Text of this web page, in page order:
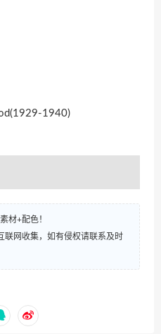
1940)
材+配色！
联网收集，如有侵权请联系及时